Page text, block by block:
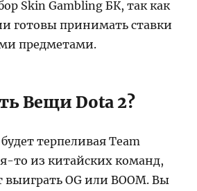
Skin Gambling БК, так как
готовы принимать ставки
предметами.
Вещи Dota 2?
терпеливая Team
то из китайских команд,
OG или BOOM. Вы